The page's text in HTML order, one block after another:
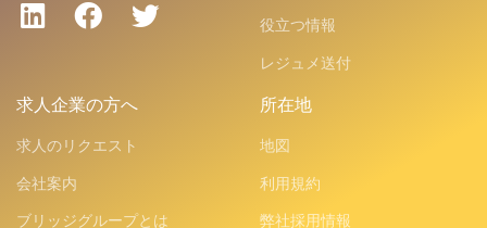
役立つ情報
レジュメ送付
求人企業の方へ
求人のリクエスト
会社案内
ブリッジグループとは
所在地
地図
利用規約
弊社採用情報